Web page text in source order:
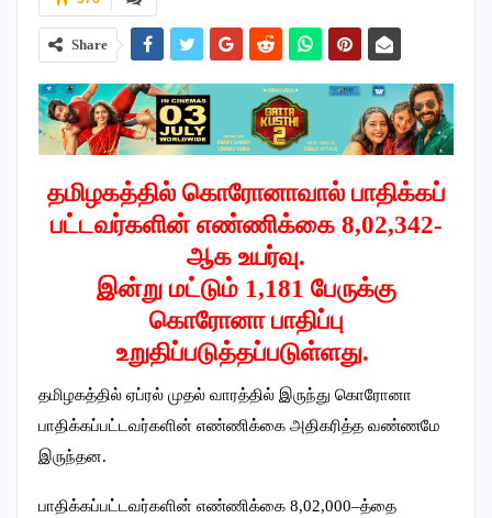
Share
தமிழகத்தில் கொரோனாவால் பாதிக்கப்
பட்டவர்களின் எண்ணிக்கை 8,02,342-
ஆக உயர்வு.
இன்று மட்டும் 1,181 பேருக்கு
கொரோனா பாதிப்பு
உறுதிப்படுத்தப்படுள்ளது.
தமிழகத்தில் ஏப்ரல் முதல் வாரத்தில் இருந்து கொரோனா
பாதிக்கப்பட்டவர்களின் எண்ணிக்கை அதிகரித்த வண்ணமே
இருந்தன.
பாதிக்கப்பட்டவர்களின் எண்ணிக்கை 8,02,000–த்தை